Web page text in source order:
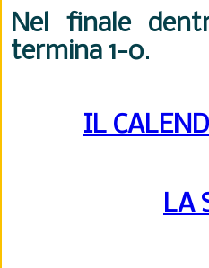
Nel finale
termina 1-0.
IL
LA